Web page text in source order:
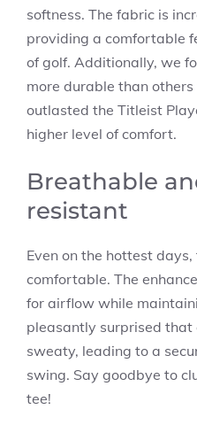
softness. The fabric is
providing a comfortable
of golf. Additionally, we
more durable than
outlasted the Titleist
higher level of comfort.
Breathable
resistant
Even on the hottest
comfortable. The
for airflow while
pleasantly surprised that
sweaty, leading to a
swing. Say goodbye to
tee!